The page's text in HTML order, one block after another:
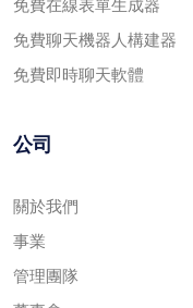
免費在線表單生成器
免費聊天機器人構建器
免費即時聊天軟體
公司
關於我們
事業
管理團隊